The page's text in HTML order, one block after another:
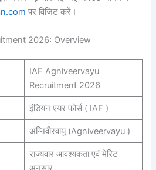
पर विजिट करें।
2026: Overview
IAF Agniveervayu
Recruitment 2026
इंडियन एयर फोर्स ( IAF )
अग्निवीरवायु (Agniveervayu )
राज्यवार आवश्यकता एवं मेरिट